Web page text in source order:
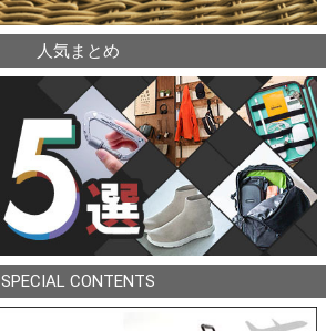
人気まとめ
SPECIAL CONTENTS